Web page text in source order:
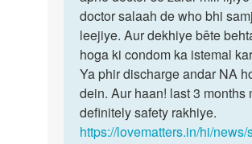
doctor salaah de who bhi
leejiye. Aur dekhiye bête
hoga ki condom ka istemal
Ya phir discharge andar NA
dein. Aur haan! last 3 months
definitely safety rakhiye.
https://lovematters.in/hi/news/